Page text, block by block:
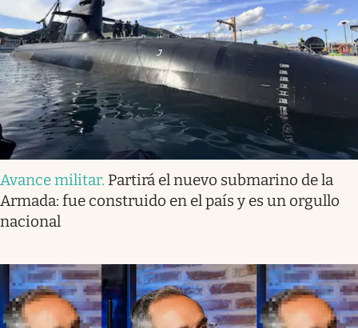
Avance militar. Partirá el nuevo submarino de la
Armada: fue construido en el país y es un orgullo
nacional